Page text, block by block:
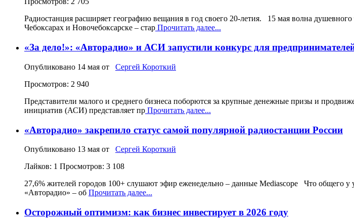
Радиостанция расширяет географию вещания в год своего 20‑летия. 15 мая волна
Чебоксарах и Новочебоксарске – стар Прочитать далее...
«За дело!»: «Авторадио» и АСИ запустили конкурс для
Опубликовано 14 мая от Сергей Короткий
Просмотров: 2 940
Представители малого и среднего бизнеса поборются за крупные денежные призы и
инициатив (АСИ) представляет пр Прочитать далее...
«Авторадио» закрепило статус самой популярной радиостанции России
Опубликовано 13 мая от Сергей Короткий
Лайков: 1 Просмотров: 3 108
27,6% жителей городов 100+ слушают эфир еженедельно – данные Mediascope Что общего
«Авторадио» – об Прочитать далее...
Осторожный оптимизм: как бизнес инвестирует в 2026 году